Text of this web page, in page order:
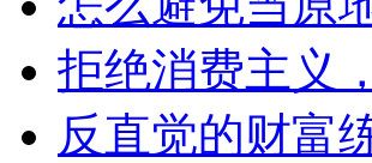
拒绝消费主义
反直觉的财富